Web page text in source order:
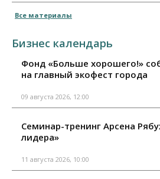
Все материалы
Бизнес календарь
Фонд «Больше хорошего!»
на главный экофест города
09 августа 2026, 12:00
Семинар-тренинг Арсена
лидера»
11 августа 2026, 10:00